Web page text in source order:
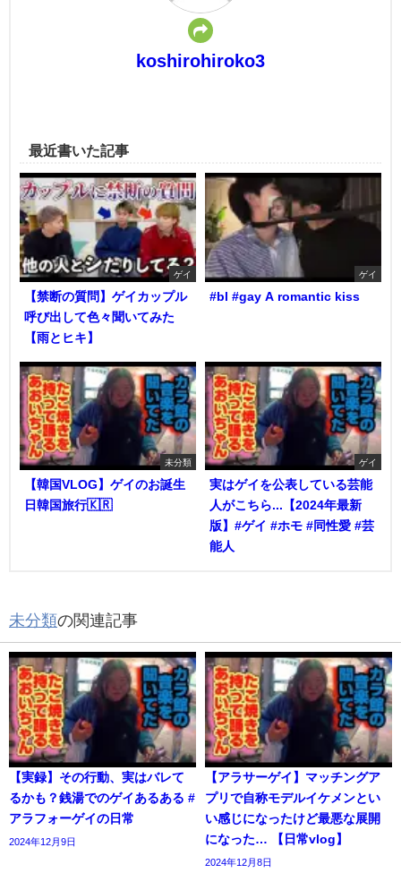
koshirohiroko3
最近書いた記事
ゲイ
【禁断の質問】ゲイカップル
呼び出して色々聞いてみた
【雨とヒキ】
ゲイ
#bl #gay A romantic kiss
未分類
【韓国VLOG】ゲイのお誕生
日韓国旅行🇰🇷
ゲイ
実はゲイを公表している芸能
人がこちら...【2024年最新
版】#ゲイ #ホモ #同性愛 #芸
能人
未分類の関連記事
【実録】その行動、実はバレて
るかも？銭湯でのゲイあるある #
アラフォーゲイの日常
2024年12月9日
【アラサーゲイ】マッチングア
プリで自称モデルイケメンとい
い感じになったけど最悪な展開
になった… 【日常vlog】
2024年12月8日